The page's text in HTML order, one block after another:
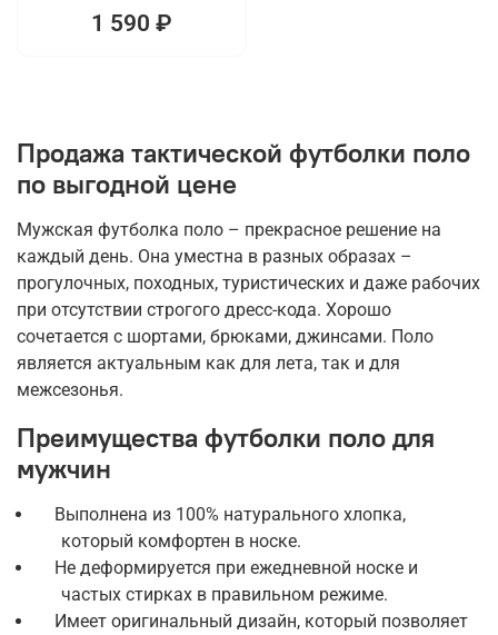
1 590 ₽
Продажа тактической футболки поло
по выгодной цене
Мужская футболка поло – прекрасное решение на
каждый день. Она уместна в разных образах –
прогулочных, походных, туристических и даже рабочих
при отсутствии строгого дресс-кода. Хорошо
сочетается с шортами, брюками, джинсами. Поло
является актуальным как для лета, так и для
межсезонья.
Преимущества футболки поло для
мужчин
Выполнена из 100% натурального хлопка,
который комфортен в носке.
Не деформируется при ежедневной носке и
частых стирках в правильном режиме.
Имеет оригинальный дизайн, который позволяет